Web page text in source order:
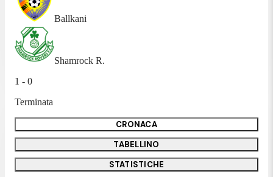
Ballkani
Shamrock R.
1 - 0
Terminata
CRONACA
TABELLINO
STATISTICHE